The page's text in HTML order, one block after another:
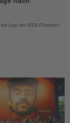
App der B2B-Plattform